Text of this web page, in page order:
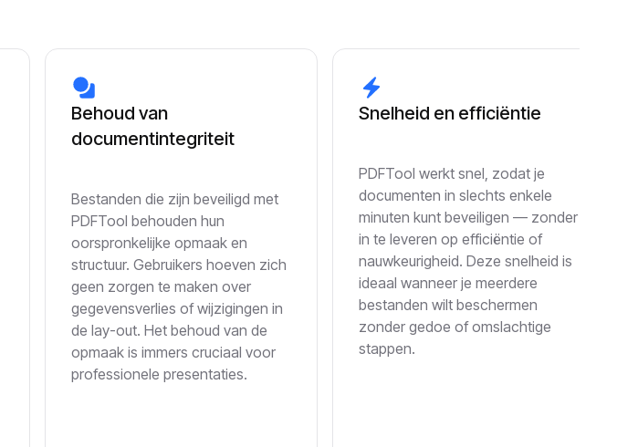
Behoud van
documentintegriteit
Bestanden die zijn beveiligd met
PDFTool behouden hun
oorspronkelijke opmaak en
structuur. Gebruikers hoeven zich
geen zorgen te maken over
gegevensverlies of wijzigingen in
de lay-out. Het behoud van de
opmaak is immers cruciaal voor
professionele presentaties.
Snelheid en efficiëntie
PDFTool werkt snel, zodat je
documenten in slechts enkele
minuten kunt beveiligen — zonder
in te leveren op efficiëntie of
nauwkeurigheid. Deze snelheid is
ideaal wanneer je meerdere
bestanden wilt beschermen
zonder gedoe of omslachtige
stappen.